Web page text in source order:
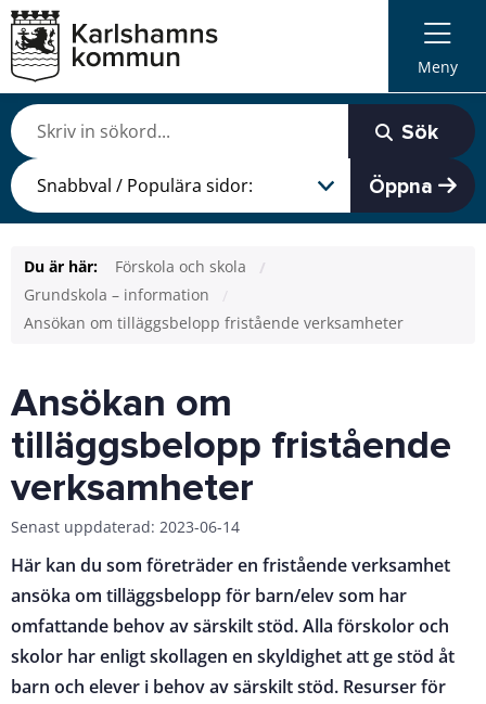
Meny
Sök
Öppna
Du är här:
Förskola och skola
Grundskola – information
Ansökan om tilläggsbelopp fristående verksamheter
Ansökan om
tilläggsbelopp fristående
verksamheter
Senast uppdaterad: 2023-06-14
Här kan du som företräder en fristående verksamhet
ansöka om tilläggsbelopp för barn/elev som har
omfattande behov av särskilt stöd. Alla förskolor och
skolor har enligt skollagen en skyldighet att ge stöd åt
barn och elever i behov av särskilt stöd. Resurser för